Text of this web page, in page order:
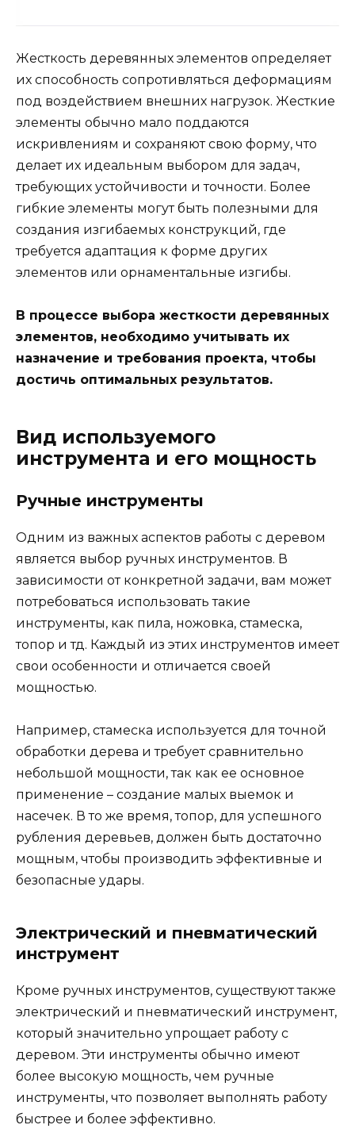
Жесткость деревянных элементов определяет
их способность сопротивляться деформациям
под воздействием внешних нагрузок. Жесткие
элементы обычно мало поддаются
искривлениям и сохраняют свою форму, что
делает их идеальным выбором для задач,
требующих устойчивости и точности. Более
гибкие элементы могут быть полезными для
создания изгибаемых конструкций, где
требуется адаптация к форме других
элементов или орнаментальные изгибы.
В процессе выбора жесткости деревянных
элементов, необходимо учитывать их
назначение и требования проекта, чтобы
достичь оптимальных результатов.
Вид используемого
инструмента и его мощность
Ручные инструменты
Одним из важных аспектов работы с деревом
является выбор ручных инструментов. В
зависимости от конкретной задачи, вам может
потребоваться использовать такие
инструменты, как пила, ножовка, стамеска,
топор и тд. Каждый из этих инструментов имеет
свои особенности и отличается своей
мощностью.
Например, стамеска используется для точной
обработки дерева и требует сравнительно
небольшой мощности, так как ее основное
применение – создание малых выемок и
насечек. В то же время, топор, для успешного
рубления деревьев, должен быть достаточно
мощным, чтобы производить эффективные и
безопасные удары.
Электрический и пневматический
инструмент
Кроме ручных инструментов, существуют также
электрический и пневматический инструмент,
который значительно упрощает работу с
деревом. Эти инструменты обычно имеют
более высокую мощность, чем ручные
инструменты, что позволяет выполнять работу
быстрее и более эффективно.